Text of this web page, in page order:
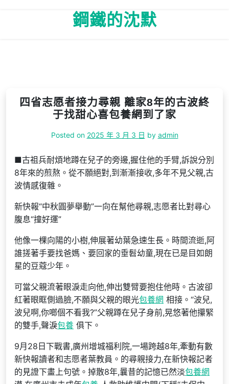
鋼鐵的沈默
四省志愿者接力尋親 離家8年的古波終
于找甜心喜包養網到了家
Posted on 2025 年 3 月 3 日 by admin
■古祖兵耐煩地蹲在兒子的旁邊,握住他的手臂,訴說分別
8年來的煎熬。從不願絕對,到漸漸接收,多年不見父親,古
波情感復雜。
新快報“中秋圓夢舉動”一向在幫他尋親,志愿者比對尋心
腹息“撞好運”
他像一棵向陽的小樹,伸展著幼葉急速生長。時間流逝,阿
誰搓著手要找爸媽、要回家的垂髫幼童,現在已是目如朗
星的豆蔻少年。
可當父親流著眼淚走向他,伸出雙臂要抱住他時。古波卻
紅著眼眶側過臉,不願與父親的眼光包養網 相接。“波兒,
波兒啊,你啷個不看我?”父親蹲在兒子身前,晃悠著他攥緊
的雙手,聲淚包養 俱下。
9月28日下戰書,廣州增城福利院,一場跨越8年,牽動有數
新快報讀者和志愿者葉教員。的尋親接力,在新快報記者
的見證下畫上句號。掉散8年,曩昔的記憶已然淡包養網